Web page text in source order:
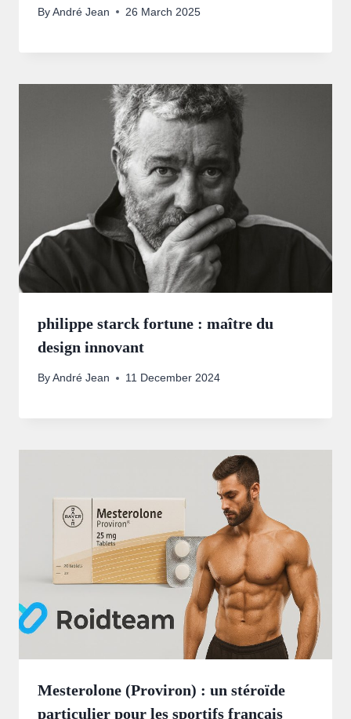
By André Jean 26 March 2025
philippe starck fortune : maître du
design innovant
By André Jean 11 December 2024
Mesterolone (Proviron) : un stéroïde
particulier pour les sportifs français